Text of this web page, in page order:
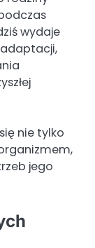
wydaje
nie tylko
jego